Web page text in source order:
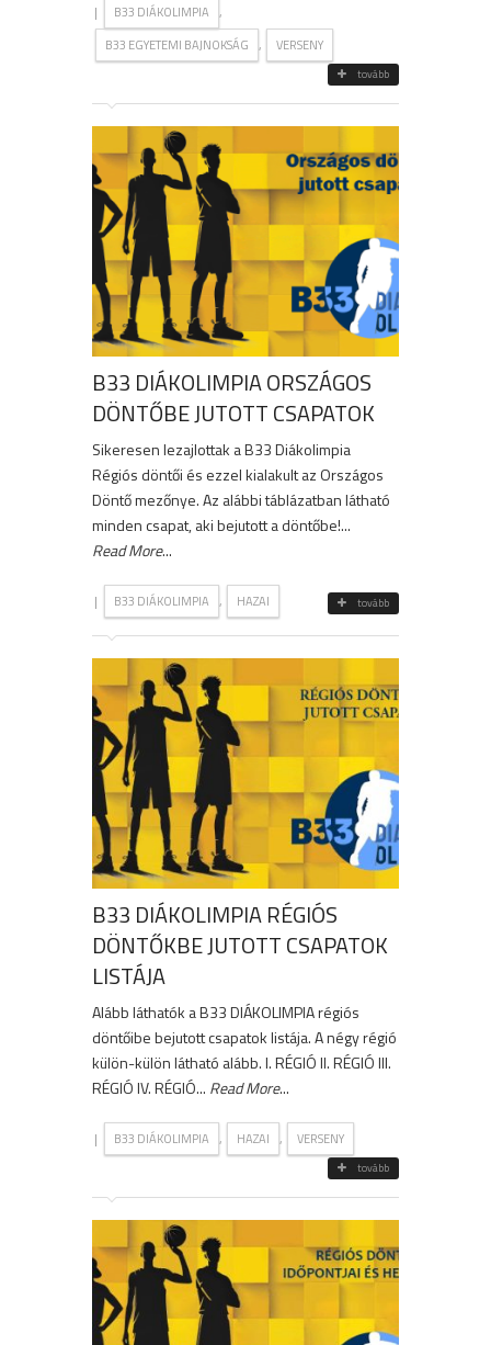
| B33 DIÁKOLIMPIA ,
B33 EGYETEMI BAJNOKSÁG , VERSENY
tovább
B33 DIÁKOLIMPIA ORSZÁGOS
DÖNTŐBE JUTOTT CSAPATOK
Sikeresen lezajlottak a B33 Diákolimpia
Régiós döntői és ezzel kialakult az Országos
Döntő mezőnye. Az alábbi táblázatban látható
minden csapat, aki bejutott a döntőbe!...
Read More...
| B33 DIÁKOLIMPIA , HAZAI tovább
B33 DIÁKOLIMPIA RÉGIÓS
DÖNTŐKBE JUTOTT CSAPATOK
LISTÁJA
Alább láthatók a B33 DIÁKOLIMPIA régiós
döntőibe bejutott csapatok listája. A négy régió
külön-külön látható alább. I. RÉGIÓ II. RÉGIÓ III.
RÉGIÓ IV. RÉGIÓ... Read More...
| B33 DIÁKOLIMPIA , HAZAI , VERSENY
tovább